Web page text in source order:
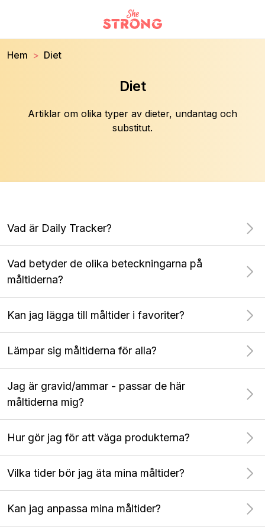
Hem Diet
Diet
Artiklar om olika typer av dieter, undantag och
substitut.
Vad är Daily Tracker?
Vad betyder de olika beteckningarna på
måltiderna?
Kan jag lägga till måltider i favoriter?
Lämpar sig måltiderna för alla?
Jag är gravid/ammar - passar de här
måltiderna mig?
Hur gör jag för att väga produkterna?
Vilka tider bör jag äta mina måltider?
Kan jag anpassa mina måltider?